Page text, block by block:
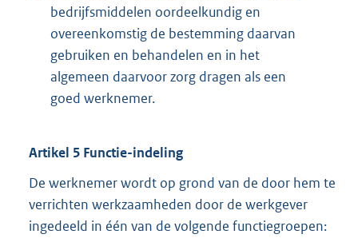
bedrijfsmiddelen oordeelkundig en
overeenkomstig de bestemming daarvan
gebruiken en behandelen en in het
algemeen daarvoor zorg dragen als een
goed werknemer.
Artikel 5 Functie-indeling
De werknemer wordt op grond van de door hem te
verrichten werkzaamheden door de werkgever
ingedeeld in één van de volgende functiegroepen: